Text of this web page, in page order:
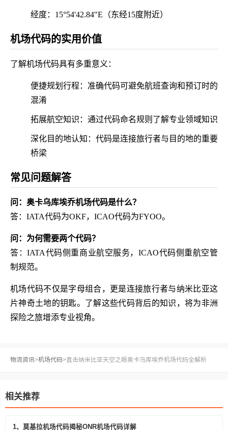
经度：15°54'42.84"E（东经15度附近）
机场代码的实用价值
了解机场代码具有多重意义：
便捷规划行程：准确代码可避免航班查询和预订时的
混淆
拓展航空知识：通过代码命名规则了解专业领域知识
深化目的地认知：代码是连接旅行者与目的地的重要
桥梁
常见问题解答
问：奥卡乌库埃乔机场代码是什么？
答：IATA代码为OKF，ICAO代码为FYOO。
问：为何需要两个代码？
答：IATA代码侧重商业航空服务，ICAO代码侧重航空管
制规范。
机场代码不仅是字母组合，更是连接旅行者与纳米比亚这
片神奇土地的钥匙。了解这些代码背后的知识，将为非洲
探险之旅增添专业视角。
物流资讯>机场代码>直击纳米比亚天空之眼奥卡乌库埃乔机场代码全解析
相关推荐
1、莫基拉机场代码揭秘ONR机场代码详解